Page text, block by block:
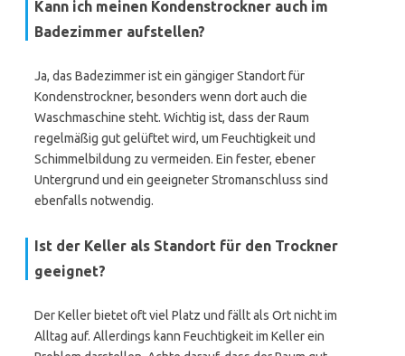
Kann ich meinen Kondenstrockner auch im
Badezimmer aufstellen?
Ja, das Badezimmer ist ein gängiger Standort für
Kondenstrockner, besonders wenn dort auch die
Waschmaschine steht. Wichtig ist, dass der Raum
regelmäßig gut gelüftet wird, um Feuchtigkeit und
Schimmelbildung zu vermeiden. Ein fester, ebener
Untergrund und ein geeigneter Stromanschluss sind
ebenfalls notwendig.
Ist der Keller als Standort für den Trockner
geeignet?
Der Keller bietet oft viel Platz und fällt als Ort nicht im
Alltag auf. Allerdings kann Feuchtigkeit im Keller ein